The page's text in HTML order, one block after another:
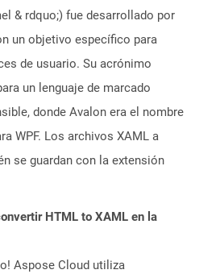
& rdquo;) fue desarrollado por
un objetivo específico para
de usuario. Su acrónimo
un lenguaje de marcado
donde Avalon era el nombre
WPF. Los archivos XAML a
se guardan con la extensión
HTML to XAML en la
Aspose Cloud utiliza